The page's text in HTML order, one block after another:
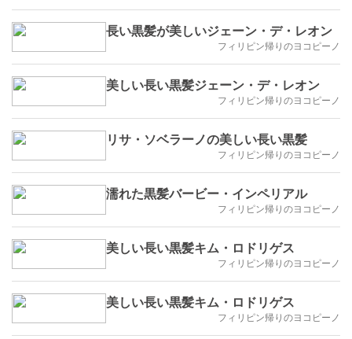
長い黒髪が美しいジェーン・デ・レオン
フィリピン帰りのヨコピーノ
美しい長い黒髪ジェーン・デ・レオン
フィリピン帰りのヨコピーノ
リサ・ソベラーノの美しい長い黒髪
フィリピン帰りのヨコピーノ
濡れた黒髪バービー・インペリアル
フィリピン帰りのヨコピーノ
美しい長い黒髪キム・ロドリゲス
フィリピン帰りのヨコピーノ
美しい長い黒髪キム・ロドリゲス
フィリピン帰りのヨコピーノ